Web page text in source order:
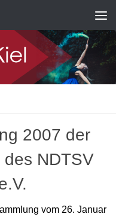
2007 der
NDTSV
vom 26. Januar